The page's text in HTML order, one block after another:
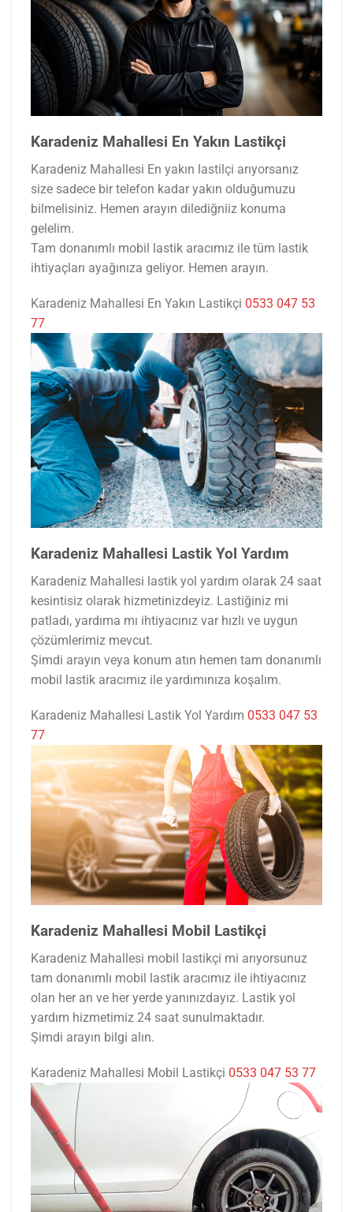
Karadeniz Mahallesi En Yakın Lastikçi
Karadeniz Mahallesi En yakın lastilçi arıyorsanız
size sadece bir telefon kadar yakın olduğumuzu
bilmelisiniz. Hemen arayın dilediğniiz konuma
gelelim.
Tam donanımlı mobil lastik aracımız ile tüm lastik
ihtiyaçları ayağınıza geliyor. Hemen arayın.
Karadeniz Mahallesi En Yakın Lastikçi 0533 047 53
77
Karadeniz Mahallesi Lastik Yol Yardım
Karadeniz Mahallesi lastik yol yardım olarak 24 saat
kesintisiz olarak hizmetinizdeyiz. Lastiğiniz mi
patladı, yardıma mı ihtiyacınız var hızlı ve uygun
çözümlerimiz mevcut.
Şimdi arayın veya konum atın hemen tam donanımlı
mobil lastik aracımız ile yardımınıza koşalım.
Karadeniz Mahallesi Lastik Yol Yardım 0533 047 53
77
Karadeniz Mahallesi Mobil Lastikçi
Karadeniz Mahallesi mobil lastikçi mi arıyorsunuz
tam donanımlı mobil lastik aracımız ile ihtiyacınız
olan her an ve her yerde yanınızdayız. Lastik yol
yardım hizmetimiz 24 saat sunulmaktadır.
Şimdi arayın bilgi alın.
Karadeniz Mahallesi Mobil Lastikçi 0533 047 53 77